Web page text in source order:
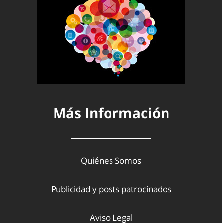
Más Información
Quiénes Somos
Publicidad y posts patrocinados
Aviso Legal